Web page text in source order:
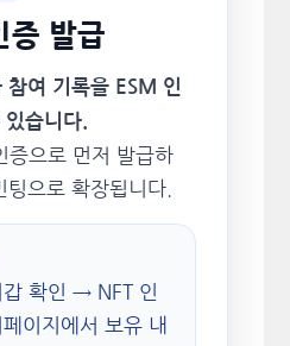
증 발급
참여 기록을 ESM 인
있습니다.
증으로 먼저 발급하
으로 확장됩니다.
확인 → NFT 인
이지에서 보유 내